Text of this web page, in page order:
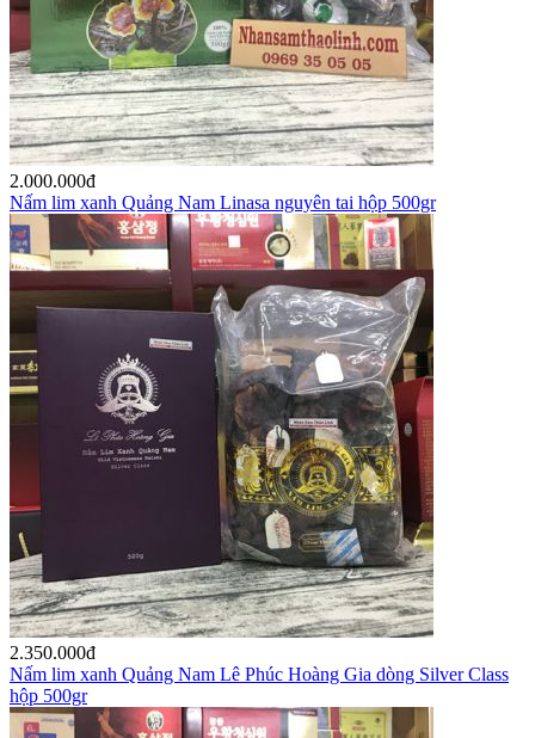
2.000.000đ
Nấm lim xanh Quảng Nam Linasa nguyên tai hộp 500gr
2.350.000đ
Nấm lim xanh Quảng Nam Lê Phúc Hoàng Gia dòng Silver Class
hộp 500gr